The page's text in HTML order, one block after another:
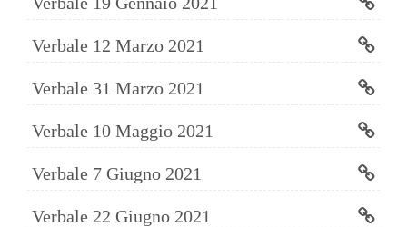
Verbale 12 Marzo 2021
Verbale 31 Marzo 2021
Verbale 10 Maggio 2021
Verbale 7 Giugno 2021
Verbale 22 Giugno 2021